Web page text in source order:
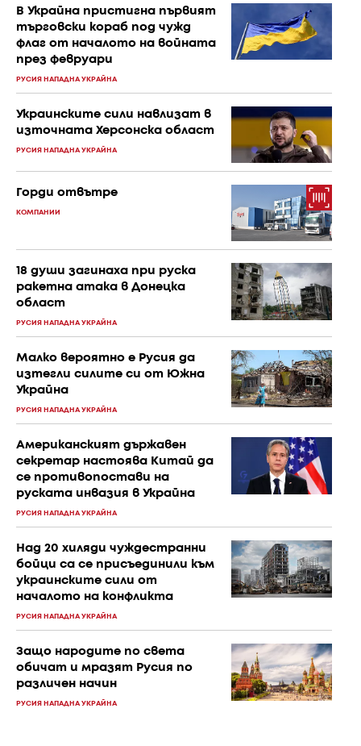
В Украйна пристигна първият
търговски кораб под чужд
флаг от началото на войната
през февруари
РУСИЯ НАПАДНА УКРАЙНА
Украинските сили навлизат в
източната Херсонска област
РУСИЯ НАПАДНА УКРАЙНА
Горди отвътре
КОМПАНИИ
18 души загинаха при руска
ракетна атака в Донецка
област
РУСИЯ НАПАДНА УКРАЙНА
Малко вероятно е Русия да
изтегли силите си от Южна
Украйна
РУСИЯ НАПАДНА УКРАЙНА
Американският държавен
секретар настоява Китай да
се противопостави на
руската инвазия в Украйна
РУСИЯ НАПАДНА УКРАЙНА
Над 20 хиляди чуждестранни
бойци са се присъединили към
украинските сили от
началото на конфликта
РУСИЯ НАПАДНА УКРАЙНА
Защо народите по света
обичат и мразят Русия по
различен начин
РУСИЯ НАПАДНА УКРАЙНА